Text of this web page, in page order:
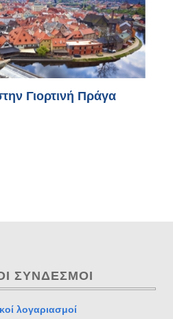
Γιορτινή Πράγα
ΣΎΝΔΕΣΜΟΙ
λογαριασμοί